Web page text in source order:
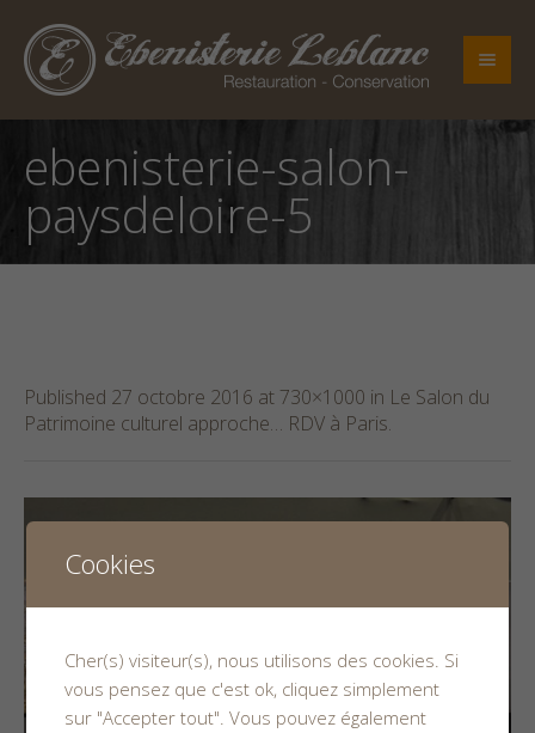
ebenisterie-salon-
paysdeloire-5
Published 27 octobre 2016 at 730×1000 in Le Salon du
Patrimoine culturel approche… RDV à Paris.
Cookies
Cher(s) visiteur(s), nous utilisons des cookies. Si
vous pensez que c'est ok, cliquez simplement
sur "Accepter tout". Vous pouvez également